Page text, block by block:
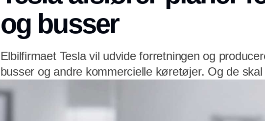
og busser
Elbilfirmaet Tesla vil udvide forretningen og
busser og andre kommercielle køretøjer. Og de